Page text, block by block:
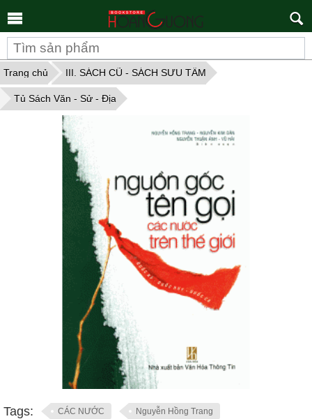
Trang chủ III. SÁCH CŨ - SÁCH SƯU TẦM
Tủ Sách Văn - Sử - Địa
Tags: CÁC NƯỚC Nguyễn Hồng Trang